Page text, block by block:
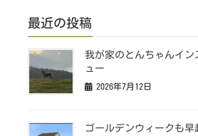
最近の投稿
我が家のとんちゃんイン
ュー
2026年7月12日
ゴールデンウィークも早